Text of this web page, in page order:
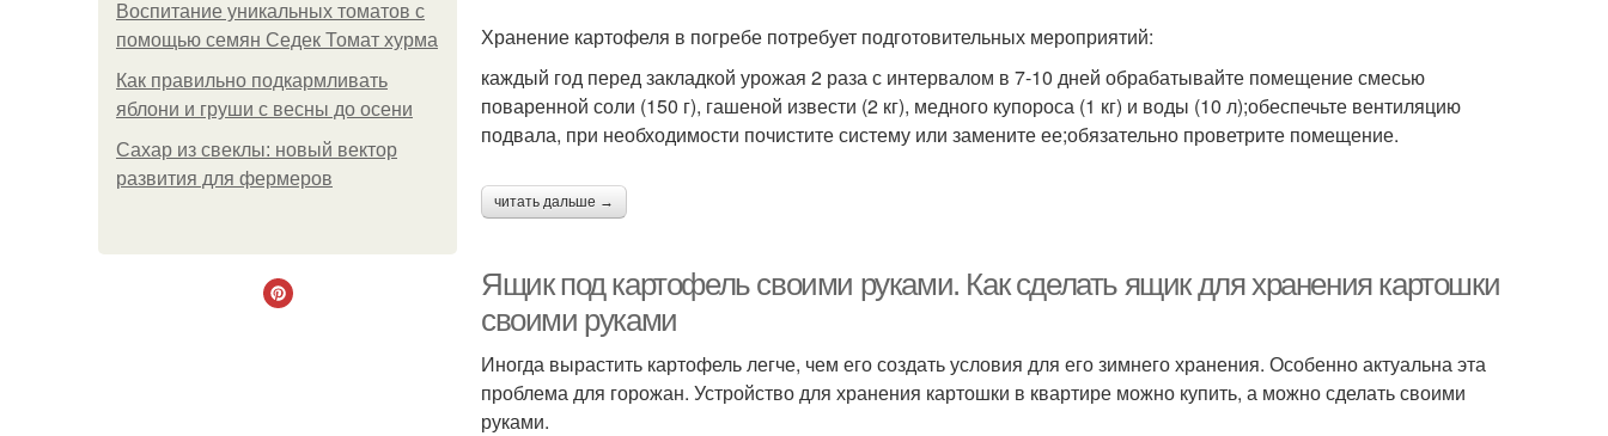
Воспитание уникальных томатов с
помощью семян Седек Томат хурма
Как правильно подкармливать
яблони и груши с весны до осени
Сахар из свеклы: новый вектор
развития для фермеров
Овощи в погребе Погреба для картофеля Ящик для картофеля Ящик с картофелем
Погреб для хранения
Хранение картофеля в погребе потребует подготовительных мероприятий:
каждый год перед закладкой урожая 2 раза с интервалом в 7-10 дней обрабатывайте помещение смесью
поваренной соли (150 г), гашеной извести (2 кг), медного купороса (1 кг) и воды (10 л);обеспечьте вентиляцию
подвала, при необходимости почистите систему или замените ее;обязательно проветрите помещение.
читать дальше →
Ящик под картофель своими руками. Как сделать ящик для хранения картошки
своими руками
Иногда вырастить картофель легче, чем его создать условия для его зимнего хранения. Особенно актуальна эта
проблема для горожан. Устройство для хранения картошки в квартире можно купить, а можно сделать своими
руками.